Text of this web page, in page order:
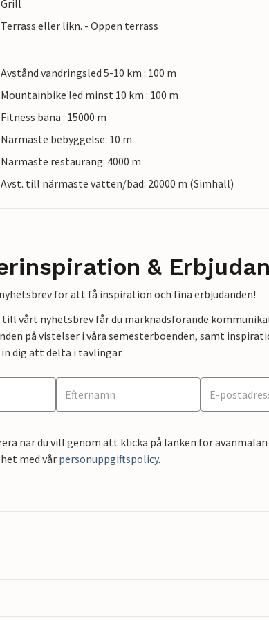
Grill
Terrass eller likn. - Öppen terrass
Avstånd vandringsled 5-10 km : 100 m
Mountainbike led minst 10 km : 100 m
Fitness bana : 15000 m
Närmaste bebyggelse: 10 m
Närmaste restaurang: 4000 m
Avst. till närmaste vatten/bad: 20000 m (Simhall)
&
för att få inspiration och fina erbjudanden!
till vårt nyhetsbrev får du marknadsförande
på vistelser i våra semesterboenden, samt
dig att delta i tävlingar.
när du vill genom att klicka på länken för
med vårpersonuppgiftspolicy.